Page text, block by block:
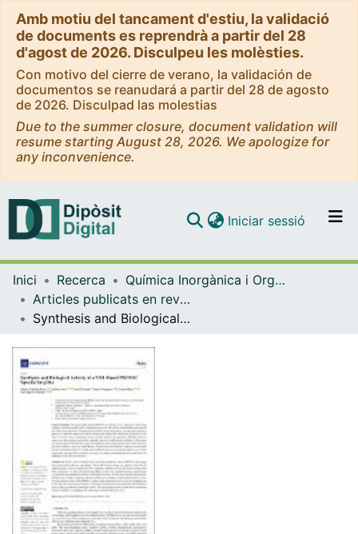
Amb motiu del tancament d'estiu, la validació
de documents es reprendrà a partir del 28
d'agost de 2026. Disculpeu les molèsties.
Con motivo del cierre de verano, la validación de
documentos se reanudará a partir del 28 de agosto
de 2026. Disculpad las molestias
Due to the summer closure, document validation will
resume starting August 28, 2026. We apologize for
any inconvenience.
Navega per tot el DD
Com publicar
Iniciar sessió (current)
Inici Recerca
Química Inorgànica i Orgànica
Articles publicats en revistes (Química Inorgànica i Orgànica)
Synthesis and Biological Activity of a VHL-Based PROTAC Specific for p38α